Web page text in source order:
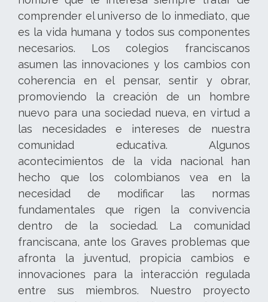
comprender el universo de lo inmediato, que
es la vida humana y todos sus componentes
necesarios. Los colegios franciscanos
asumen las innovaciones y los cambios con
coherencia en el pensar, sentir y obrar,
promoviendo la creación de un hombre
nuevo para una sociedad nueva, en virtud a
las necesidades e intereses de nuestra
comunidad educativa. Algunos
acontecimientos de la vida nacional han
hecho que los colombianos vea en la
necesidad de modificar las normas
fundamentales que rigen la convivencia
dentro de la sociedad. La comunidad
franciscana, ante los Graves problemas que
afronta la juventud, propicia cambios e
innovaciones para la interacción regulada
entre sus miembros. Nuestro proyecto